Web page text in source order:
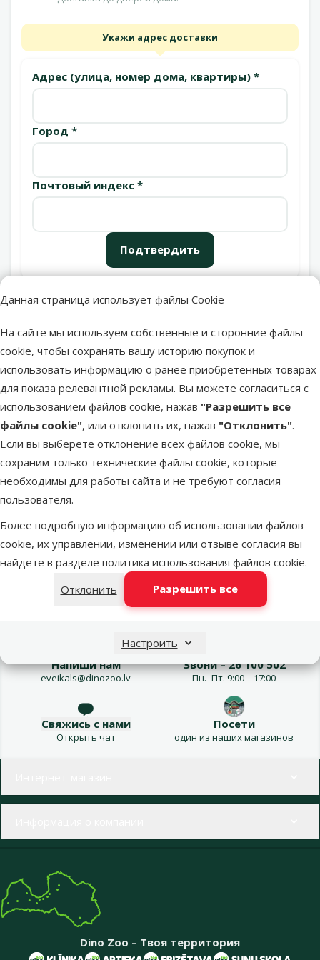
Данная страница использует файлы Cookie
На сайте мы используем собственные и сторонние файлы
cookie, чтобы сохранять вашу историю покупок и
использовать информацию о ранее приобретенных товарах
для показа релевантной рекламы. Вы можете согласиться с
использованием файлов cookie, нажав "Разрешить все
файлы cookie", или отклонить их, нажав "Отклонить".
Если вы выберете отклонение всех файлов cookie, мы
сохраним только технические файлы cookie, которые
необходимы для работы сайта и не требуют согласия
пользователя.
Более подробную информацию об использовании файлов
cookie, их управлении, изменении или отзыве согласия вы
найдете в разделе политика использования файлов cookie.
Отклонить
Разрешить все
Настроить
Укажи адрес доставки
Адрес (улица, номер дома, квартиры) *
Город *
Почтовый индекс *
Подтвердить
Latvijas Pasts пакомат послезавтра
DPD Pickup tīkls послезавтра
LATVIJAS PASTS почтовое
отделение
послезавтра
OMNIVA пакоматы послезавтра
Добавить в корзину
Напиши нам
eveikals@dinozoo.lv
Звони – 26 100 502
Пн.–Пт. 9:00 – 17:00
Свяжись с нами
Открыть чат
Посети
один из наших магазинов
Dino Zoo – Твоя территория